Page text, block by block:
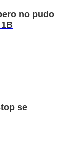
no pudo
se